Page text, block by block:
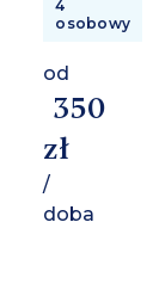
4
osobowy
od
350
zł
/
doba